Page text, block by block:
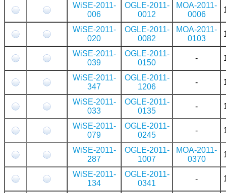
WiSE-2011-
006
OGLE-2011-
0012
MOA-2011-
0006
WiSE-2011-
020
OGLE-2011-
0082
MOA-2011-
0103
WiSE-2011-
039
OGLE-2011-
0150
-
WiSE-2011-
347
OGLE-2011-
1206
-
WiSE-2011-
033
OGLE-2011-
0135
-
WiSE-2011-
079
OGLE-2011-
0245
-
WiSE-2011-
287
OGLE-2011-
1007
MOA-2011-
0370
WiSE-2011-
134
OGLE-2011-
0341
-